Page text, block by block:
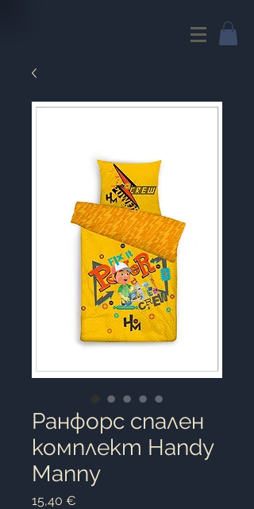
Ранфорс спален
комплект Handy
Manny
15,40 €